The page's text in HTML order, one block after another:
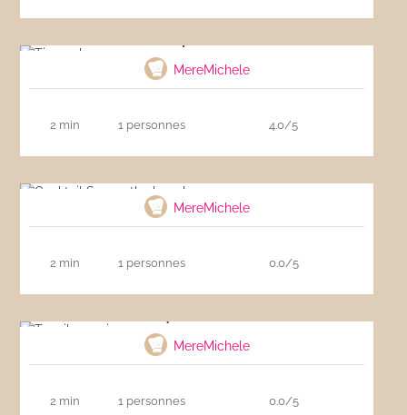
MereMichele
2 min 1 personnes 4.0/5
MereMichele
2 min 1 personnes 0.0/5
MereMichele
2 min 1 personnes 0.0/5